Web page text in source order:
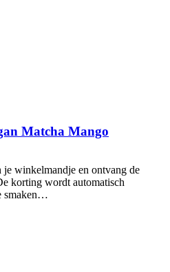
Matcha Mango
je winkelmandje en ontvang de
korting wordt automatisch
smaken…